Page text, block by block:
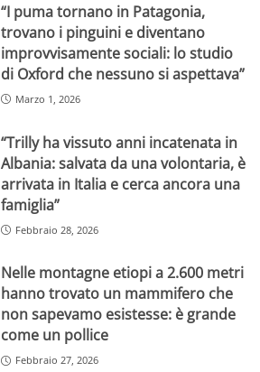
“I puma tornano in Patagonia,
trovano i pinguini e diventano
improvvisamente sociali: lo studio
di Oxford che nessuno si aspettava”
Marzo 1, 2026
“Trilly ha vissuto anni incatenata in
Albania: salvata da una volontaria, è
arrivata in Italia e cerca ancora una
famiglia”
Febbraio 28, 2026
Nelle montagne etiopi a 2.600 metri
hanno trovato un mammifero che
non sapevamo esistesse: è grande
come un pollice
Febbraio 27, 2026